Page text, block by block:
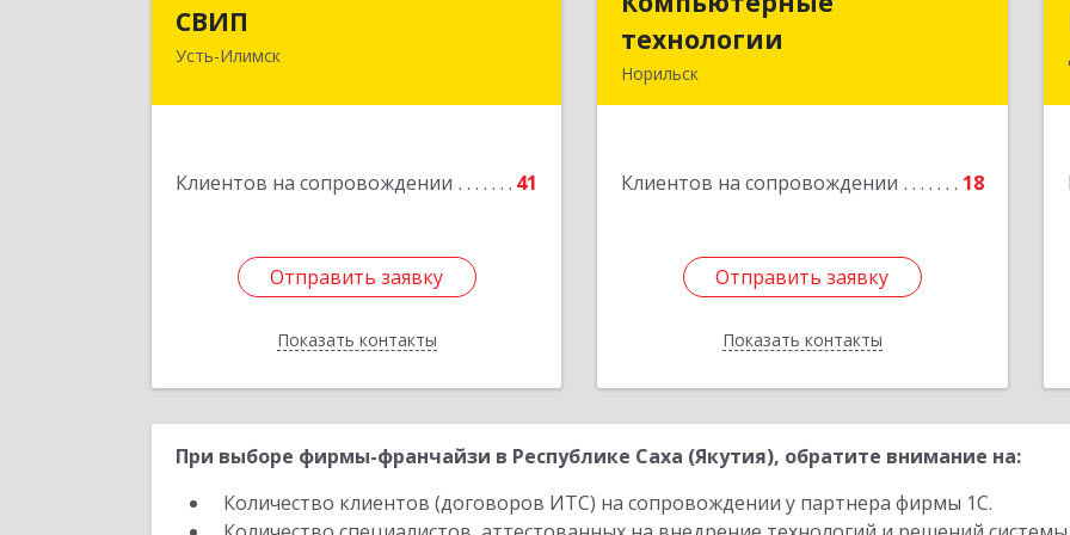
СВИП
Усть-Илимск
Клиентов на сопровождении 41
Отправить заявку
Показать контакты
666685, Иркутская обл, Усть-Илимск г,
Отправить заявку
Назад
технологии
Норильск
Клиентов на сопровождении 18
Отправить заявку
Показать контакты
Подробнее
Отправить заявку
Назад
При выборе фирмы-франчайзи в Республике Саха (Якутия), обратите внимание на:
Количество клиентов (договоров ИТС) на сопровождении у партнера фирмы 1С.